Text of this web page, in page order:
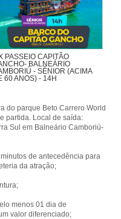
PASSEIO CAPITÃO
BALNEÁRIO
- SÊNIOR (ACIMA
60 ANOS) - 14H
na Praia de
com presença animada
piratas.
do parque Beto Carrero World
partida. Local de saída:
Sul em Balneário Camboriú-
de antecedência para
da atração;
menos 01 dia de
valor diferenciado;